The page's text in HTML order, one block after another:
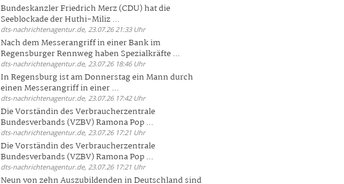
Bundeskanzler Friedrich Merz (CDU) hat die
Seeblockade der Huthi-Miliz ...
dts-nachrichtenagentur.de, 23.07.26 21:33 Uhr
Nach dem Messerangriff in einer Bank im
Regensburger Rennweg haben Spezialkräfte ...
dts-nachrichtenagentur.de, 23.07.26 18:46 Uhr
In Regensburg ist am Donnerstag ein Mann durch
einen Messerangriff in einer ...
dts-nachrichtenagentur.de, 23.07.26 17:42 Uhr
Die Vorständin des Verbraucherzentrale
Bundesverbands (VZBV) Ramona Pop ...
dts-nachrichtenagentur.de, 23.07.26 17:21 Uhr
Die Vorständin des Verbraucherzentrale
Bundesverbands (VZBV) Ramona Pop ...
dts-nachrichtenagentur.de, 23.07.26 17:21 Uhr
Neun von zehn Auszubildenden in Deutschland sind